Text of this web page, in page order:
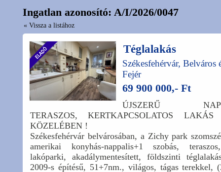
Ingatlan azonosító: A/I/2026/0047
« Vissza a listához
Téglalakás
Székesfehérvár, Belváros
Fejér
69 900 000,- Ft
ÚJSZERŰ
TERASZOS, KERTKAPCSOLATOS
KÖZELÉBEN !
Székesfehérvár belvárosában, a Zichy park
amerikai konyhás-nappalis+1 szobás,
lakóparki, akadálymentesített, földszinti
2009-s építésű, 51+7nm., világos, tágas terekkel,